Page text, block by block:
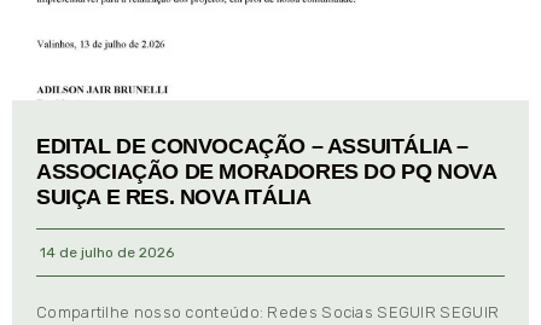
EDITAL DE CONVOCAÇÃO – ASSUITÁLIA –
ASSOCIAÇÃO DE MORADORES DO PQ NOVA
SUIÇA E RES. NOVA ITÁLIA
14 de julho de 2026
Compartilhe nosso conteúdo: Redes Socias SEGUIR SEGUIR